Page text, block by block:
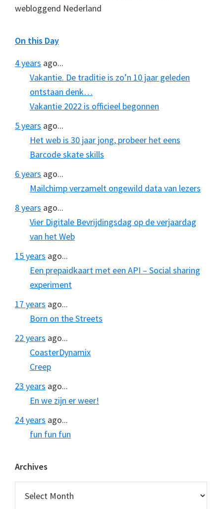
webloggend Nederland
On this Day
4 years ago...
Vakantie. De traditie is zo’n 10 jaar geleden
ontstaan denk…
Vakantie 2022 is officieel begonnen
5 years ago...
Het web is 30 jaar jong, probeer het eens
Barcode skate skills
6 years ago...
Mailchimp verzamelt ongewild data van lezers
8 years ago...
Vier Digitale Bevrijdingsdag op de verjaardag
van het Web
15 years ago...
Een prepaidkaart met een API – Social sharing
experiment
17 years ago...
Born on the Streets
22 years ago...
CoasterDynamix
Creep
23 years ago...
En we zijn er weer!
24 years ago...
fun fun fun
Archives